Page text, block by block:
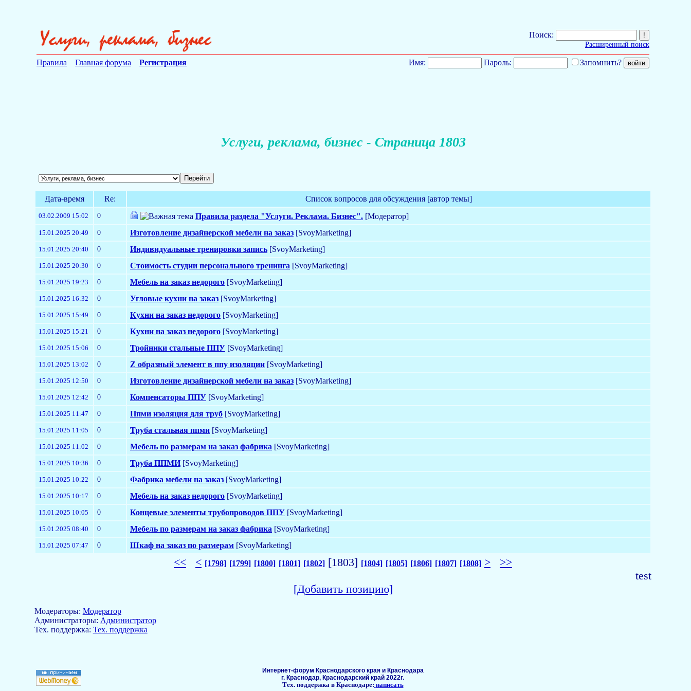
Поиск:
Расширенный поиск
Правила Главная форума Регистрация Имя: Пароль: Запомнить?
Услуги, реклама, бизнес - Страница 1803
Дата-время Re: Список вопросов для обсуждения [автор темы]
03.02.2009 15:02 0 Правила раздела "Услуги. Реклама. Бизнес". [Модератор]
15.01.2025 20:49 0 Изготовление дизайнерской мебели на заказ [SvoyMarketing]
15.01.2025 20:40 0 Индивидуальные тренировки запись [SvoyMarketing]
15.01.2025 20:30 0 Стоимость студии персонального тренинга [SvoyMarketing]
15.01.2025 19:23 0 Мебель на заказ недорого [SvoyMarketing]
15.01.2025 16:32 0 Угловые кухни на заказ [SvoyMarketing]
15.01.2025 15:49 0 Кухни на заказ недорого [SvoyMarketing]
15.01.2025 15:21 0 Кухни на заказ недорого [SvoyMarketing]
15.01.2025 15:06 0 Тройники стальные ППУ [SvoyMarketing]
15.01.2025 13:02 0 Z образный элемент в ппу изоляции [SvoyMarketing]
15.01.2025 12:50 0 Изготовление дизайнерской мебели на заказ [SvoyMarketing]
15.01.2025 12:42 0 Компенсаторы ППУ [SvoyMarketing]
15.01.2025 11:47 0 Ппми изоляция для труб [SvoyMarketing]
15.01.2025 11:05 0 Труба стальная ппми [SvoyMarketing]
15.01.2025 11:02 0 Мебель по размерам на заказ фабрика [SvoyMarketing]
15.01.2025 10:36 0 Труба ППМИ[SvoyMarketing]
15.01.2025 10:22 0 Фабрика мебели на заказ [SvoyMarketing]
15.01.2025 10:17 0 Мебель на заказ недорого [SvoyMarketing]
15.01.2025 10:05 0 Концевые элементы трубопроводов ППУ [SvoyMarketing]
15.01.2025 08:40 0 Мебель по размерам на заказ фабрика [SvoyMarketing]
15.01.2025 07:47 0 Шкаф на заказ по размерам [SvoyMarketing]
<< < [1798] [1799] [1800] [1801] [1802] [1803] [1804] [1805] [1806] [1807] [1808] >
>>
test
[Добавить позицию]
Модераторы: Модератор
Aдминистраторы: Администратор
Тех. поддержка: Тех. поддержка
Интернет-форум Краснодарского края и Краснодара
г. Краснодар, Краснодарский край 2022г.
Тех. поддержка в Краснодаре: написать